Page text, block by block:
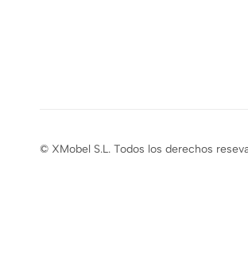
© XMobel S.L. Todos los derechos